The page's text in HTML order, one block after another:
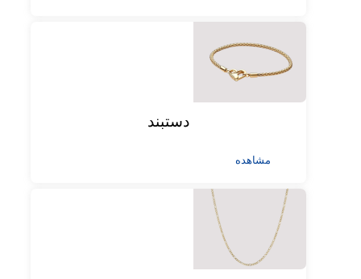
دستبند
مشاهده